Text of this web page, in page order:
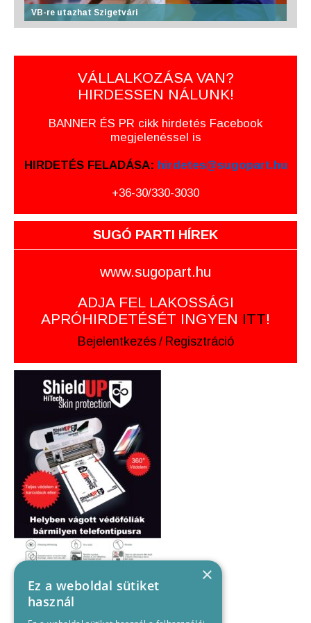
VB-re utazhat Szigetvári
VÁLLALKOZÁSA VAN?
HIRDESSEN NÁLUNK!
BANNER ÉS PR cikk hirdetés Facebook
megjelenéssel is
HIRDETÉS FELADÁSA: hirdetes@sugopart.hu
+36-30/330-3030
SUGÓ PARTI HÍREK
www.sugopart.hu
ADJA FEL LAKOSSÁGI
APRÓHIRDETÉSÉT INGYEN ITT!
Bejelentkezés / Regisztráció
×
Ez a weboldal sütiket
használ